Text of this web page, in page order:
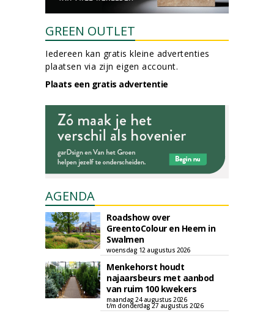
GREEN OUTLET
Iedereen kan gratis kleine advertenties
plaatsen via zijn eigen account.
Plaats een gratis advertentie
AGENDA
Roadshow over
GreentoColour en Heem in
Swalmen
woensdag 12 augustus 2026
Menkehorst houdt
najaarsbeurs met aanbod
van ruim 100 kwekers
maandag 24 augustus 2026
t/m donderdag 27 augustus 2026